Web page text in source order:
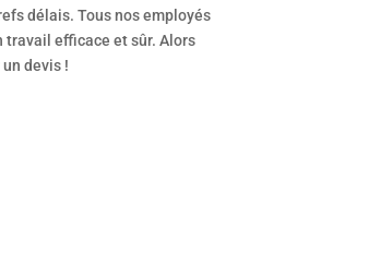
délais. Tous nos employés
travail efficace et sûr. Alors
devis !